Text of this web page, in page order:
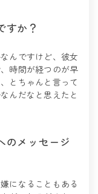
すか？
んですけど、彼女
時間が経つのが早
とちゃんと言って
んだなと思えたと
のメッセージ
になることもある